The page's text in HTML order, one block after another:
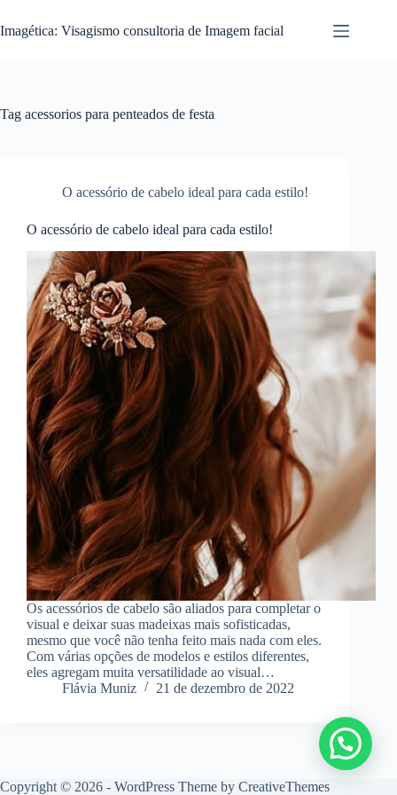
para
o
Imagética: Visagismo consultoria de Imagem facial
Tag acessorios para penteados de festa
O acessório de cabelo ideal para cada estilo!
O acessório de cabelo ideal para cada estilo!
Os acessórios de cabelo são aliados para completar o
visual e deixar suas madeixas mais sofisticadas,
mesmo que você não tenha feito mais nada com eles.
Com várias opções de modelos e estilos diferentes,
eles agregam muita versatilidade ao visual…
Flávia Muniz
21 de dezembro de 2022
Copyright © 2026 - WordPress Theme by CreativeThemes